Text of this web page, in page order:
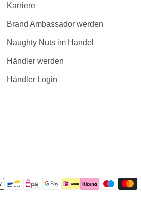
Karriere
Brand Ambassador werden
Naughty Nuts im Handel
Händler werden
Händler Login